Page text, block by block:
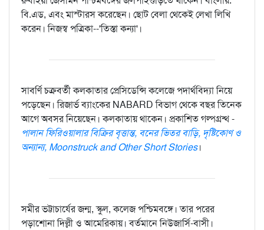
বি.এড, এবং মাস্টারস করেছেন। ছোট বেলা থেকেই লেখা লিখি
করেন। নিজস্ব পত্রিকা--'তিস্তা কন্যা'।
সাবর্ণি চক্রবর্তী কলকাতার প্রেসিডেন্সি কলেজে পদার্থবিদ্যা নিয়ে
পড়েছেন। রিজার্ভ ব্যাংকের NABARD বিভাগ থেকে বছর তিনেক
আগে অবসর নিয়েছেন। কলকাতায় থাকেন। প্রকাশিত গল্পগ্রন্থ -
পালান ফিরিওয়ালার বিক্রির বৃত্তান্ত, বনের ভিতর বাড়ি, দৃষ্টিকোণ ও
অন্যান্য, Moonstruck and Other Short Stories।
সমীর ভট্টাচার্যের জন্ম, স্কুল, কলেজ পশ্চিমবঙ্গে। তার পরের
পড়াশোনা দিল্লী ও আমেরিকায়। বর্তমানে নিউজার্সি-বাসী।